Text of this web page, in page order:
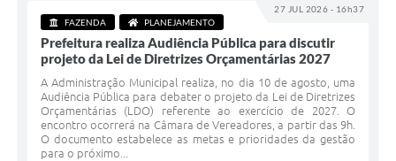
27 JUL 2026 - 16h37
FAZENDA PLANEJAMENTO
Prefeitura realiza Audiência Pública para discutir
projeto da Lei de Diretrizes Orçamentárias 2027
A Administração Municipal realiza, no dia 10 de agosto, uma
Audiência Pública para debater o projeto da Lei de Diretrizes
Orçamentárias (LDO) referente ao exercício de 2027. O
encontro ocorrerá na Câmara de Vereadores, a partir das 9h.
O documento estabelece as metas e prioridades da gestão
para o próximo...